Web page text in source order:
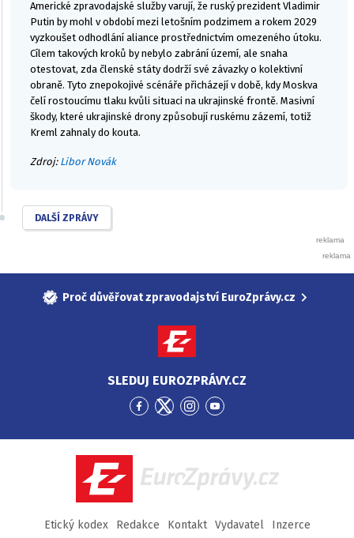
Americké zpravodajské služby varují, že ruský prezident Vladimir
Putin by mohl v období mezi letošním podzimem a rokem 2029
vyzkoušet odhodlání aliance prostřednictvím omezeného útoku.
Cílem takových kroků by nebylo zabrání území, ale snaha
otestovat, zda členské státy dodrží své závazky o kolektivní
obraně. Tyto znepokojivé scénáře přicházejí v době, kdy Moskva
čelí rostoucímu tlaku kvůli situaci na ukrajinské frontě. Masivní
škody, které ukrajinské drony způsobují ruskému zázemí, totiž
Kreml zahnaly do kouta.
Zdroj: Libor Novák
DALŠÍ ZPRÁVY
Proč důvěřovat zpravodajství EuroZprávy.cz
SLEDUJ EUROZPRÁVY.CZ
Přejít
Facebook
Přejít
Twitter
Přejít
Instagram
Přejít
YouTube
EuroZprávy.cz
Etický kodex Redakce Kontakt Vydavatel
Inzerce